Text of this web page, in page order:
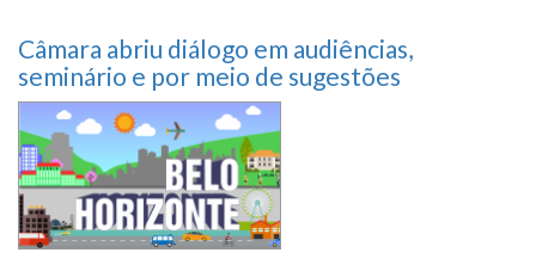
Câmara abriu diálogo em audiências,
seminário e por meio de sugestões